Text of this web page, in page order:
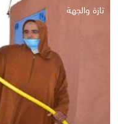
تازة والجهة